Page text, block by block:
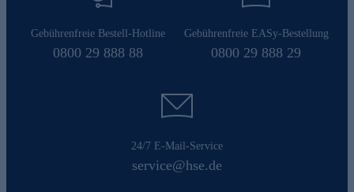
Gebührenfreie Bestell-Hotline
0800 29 888 88
Gebührenfreie EASy-Bestellung
0800 29 888 29
24/7 E-Mail-Service
service@hse.de